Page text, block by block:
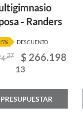
- Randers
DESCUENTO
27 $ 266.198
13
PRESUPUESTAR